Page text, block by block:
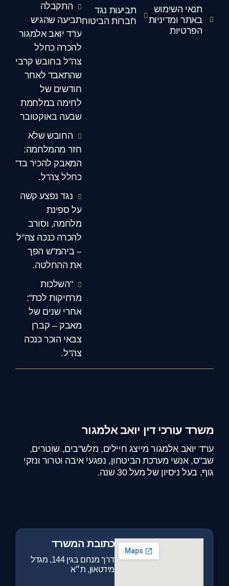
משרד עורכי דין יואב אלמגור
עו"ד יואב אלמגור מייצג חיילים, מלש"בים, שוטרים,
שב"ס, אנשי מערכת הביטחון, נפגעי איבה וטרור ונזקי
גוף, בעל ניסיון של מעל 30 שנה.
כתובת המשרד
דרך מנחם בגין 144, מגדל
מידטאון, ת״א
התקבלה
תביעה שהגיש
עו"ד יואב אלמגור
להכרה כחלל
צה"ל בחובש קרבי
שהתאבד לאחר
חודשים של
לחימה במלחמת
שבעה באוקטובר
החובש שלא
חזר מהמלחמה:
המאבק להכיר בד'
כחלל צה"ל.
נגד נפצע קשה
על ספינת
מלחמה, וסורב
להכרה כנכה צה"ל
– ביהמ"ש הפך
את ההחלטה.
"השלכות
מרחיקות לכת":
אחרי שנים של
מאבק – קברן
צבאי הוכר כנכה
צה"ל.
תביעות נגד
חברות הביטוח
תנאי השימוש
באתר ומדיניות
הפרטיות